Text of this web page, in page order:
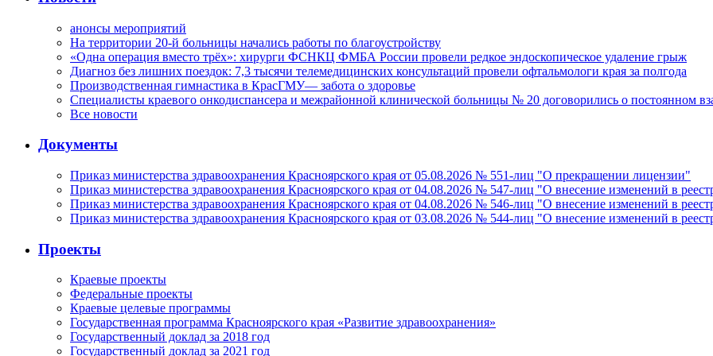
анонсы мероприятий
На территории 20-й больницы начались работы по благоустройству
«Одна операция вместо трёх»: хирурги ФСНКЦ ФМБА России провели редкое эндоскопическое удаление грыж
Диагноз без лишних поездок: 7,3 тысячи телемедицинских консультаций провели офтальмологи края за полгода
Производственная гимнастика в КрасГМУ— забота о здоровье
Специалисты краевого онкодиспансера и межрайонной клинической больницы № 20 договорились о постоянном
Все новости
Документы
Приказ министерства здравоохранения Красноярского края от 05.08.2026 № 551-лиц "О прекращении лицензии"
Приказ министерства здравоохранения Красноярского края от 04.08.2026 № 547-лиц "О внесение изменений в
Приказ министерства здравоохранения Красноярского края от 04.08.2026 № 546-лиц "О внесение изменений в
Приказ министерства здравоохранения Красноярского края от 03.08.2026 № 544-лиц "О внесение изменений в
Проекты
Краевые проекты
Федеральные проекты
Краевые целевые программы
Государственная программа Красноярского края «Развитие здравоохранения»
Государственный доклад за 2018 год
Государственный доклад за 2021 год